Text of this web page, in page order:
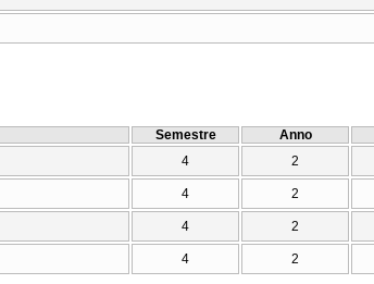
Semestre Anno
4 2
4 2
4 2
4 2